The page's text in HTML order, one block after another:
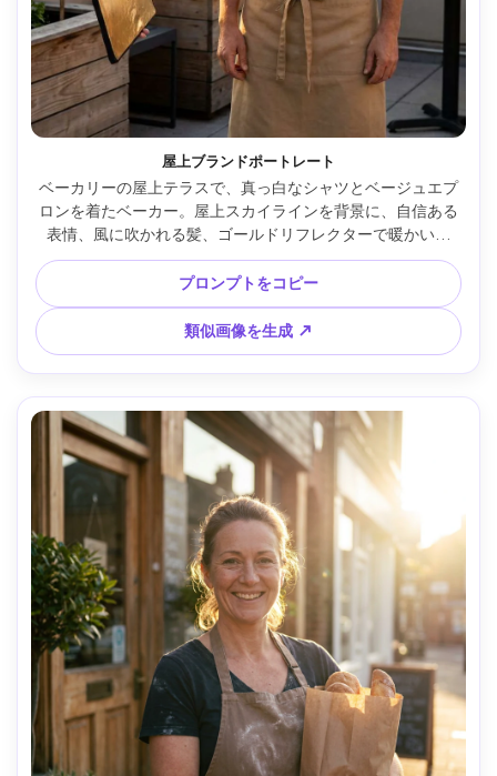
屋上ブランドポートレート
ベーカリーの屋上テラスで、真っ白なシャツとベージュエプ
ロンを着たベーカー。屋上スカイラインを背景に、自信ある
表情、風に吹かれる髪、ゴールドリフレクターで暖かい照
明。Canon EOS R5 85mm f/1.4、4:5半身構図、プレミアム
編集ルック、リアルな肌・影、ソフトなシネマティック光 --
ar 4:5
プロンプトをコピー
類似画像を生成 ↗